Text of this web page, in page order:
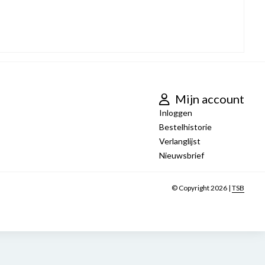
Mijn account
Inloggen
Bestelhistorie
Verlanglijst
Nieuwsbrief
© Copyright 2026 | TSB